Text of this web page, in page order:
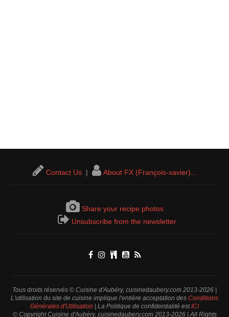
Contact Us| About FX (François-xavier)...
Share your recipe photos
Unsubscribe from the newsletter
Tous droits réservés © Cuisine d'Aubéry, cuisinedaubery.com 2013-2026 |
L'utilisation du site de cuisine implique l'entière acceptation des Conditions
Générales d'Utilisation | La Politique de confidentialité estICI
© Copyright Cuisine d'Aubéry, cuisinedaubery.com 2013-2026 | All Rights